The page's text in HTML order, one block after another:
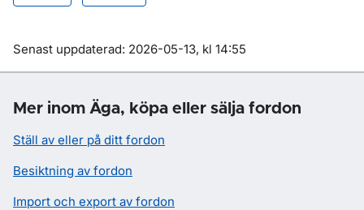
Om sidan
Senast uppdaterad: 2026-05-13, kl 14:55
Mer inom Äga, köpa eller sälja fordon
Ställ av eller på ditt fordon
Besiktning av fordon
Import och export av fordon